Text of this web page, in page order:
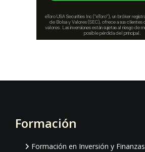
Footer
Formación
Formación en Inversión y Finanzas